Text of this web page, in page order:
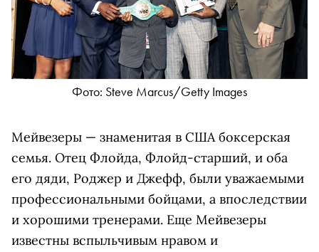
Фото: Steve Marcus/Getty Images
Мейвезеры — знаменитая в США боксерская
семья. Отец Флойда, Флойд-старший, и оба
его дяди, Роджер и Джефф, были уважаемыми
профессиональными бойцами, а впоследствии
и хорошими тренерами. Еще Мейвезеры
известны вспыльчивым нравом и